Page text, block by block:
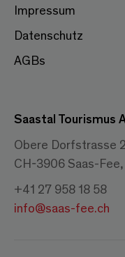
Impressum
Datenschutz
AGBs
Saastal Tourismus
Obere Dorfstrasse 2
CH-3906 Saas-
+41 27 958 18 58
info@saas-fee.ch